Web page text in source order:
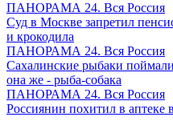
ПАНОРАМА 24. Вся Россия
Суд в Москве запретил
и крокодила
ПАНОРАМА 24. Вся Россия
Сахалинские рыбаки
она же - рыба-собака
ПАНОРАМА 24. Вся Россия
Россиянин похитил в аптеке